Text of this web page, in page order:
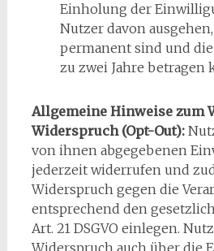
Einholung der
Nutzer davon
permanent sind und
zu zwei Jahre betragen
Allgemeine Hinweise zum
Widerspruch (Opt-Out):
von ihnen abgegebenen
jederzeit widerrufen und
Widerspruch gegen die
entsprechend den
Art. 21 DSGVO einlegen.
Widerspruch auch über die